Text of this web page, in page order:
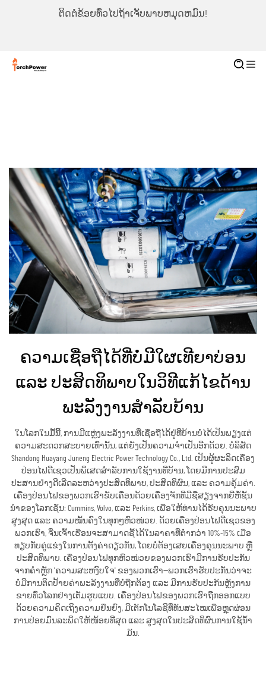
ຕິດຕໍ່ຂ້ອຍທົ່ວໄປຖ້າເຈັບພາບຫມຸດຫມົນ!
ຄວາມເຊື່ອຖືໄດ້ທີ່ບໍ່ມີໃຜເທີຍາບ່ອນ
ແລະ ປະສິດທິພາບໃນວິທີແກ້ໄຂດ້ານ
ພະລັງງານສຳລັບບ້ານ
ໃນໂລກໃນມື້ນີ້, ການມີແຫຼ່ງພະລັງງານທີ່ເຊື່ອຖືໄດ້ຢູ່ທີ່ບ້ານບໍ່ໄດ້ເປັນພຽງແຕ່
ຄວາມສະດວກສະບາຍເທົ່ານັ້ນ, ແຕ່ຍັງເປັນຄວາມຈຳເປັນອີກດ້ວຍ. ບໍລິສັດ
Shandong Huayang Juneng Electric Power Technology Co., Ltd. ເປັນຜູ້ຜະລິດເຄື່ອງ
ປ່ອນໄຟດີເຊວເປັນພິເສດສຳລັບການໃຊ້ງານທີ່ບ້ານ, ໂດຍມີການປະສົມ
ປະສານຢ່າງດີເລີດລະຫວ່າງປະສິດທິພາບ, ປະສິດທິຜົນ, ແລະ ຄວາມຄຸ້ມຄ່າ.
ເຄື່ອງປ່ອນໄຟຂອງພວກເຮົາຂັບເຄື່ອນດ້ວຍເຄື່ອງຈັກທີ່ມີຊື່ສຽງຈາກຍີ່ຫໍ້ຊັ້ນ
ນຳຂອງໂລກເຊັ່ນ: Cummins, Volvo, ແລະ Perkins, ເພື່ອໃຫ້ທ່ານໄດ້ຮັບຄຸນນະພາບ
ສູງສຸດ ແລະ ຄວາມໝັ້ນຄົງໃນທຸກໆຫົວໜ່ວຍ. ດ້ວຍເຄື່ອງປ່ອນໄຟດີເຊວຂອງ
ພວກເຮົາ, ຈີ່ນເຈົ້າເຮືອນຈະສາມາດຊື້ໄດ້ໃນລາຄາທີ່ຕ່ຳກວ່າ 10%-15% ເມື່ອ
ທຽບກັບຄູ່ແຂ່ງໃນການຕັ້ງຄ່າດຽວກັນ, ໂດຍບໍ່ຕ້ອງເສຍເຄື່ອງຄຸນນະພາບ ຫຼື
ປະສິດທິພາບ. ເຄື່ອງປ່ອນໄຟທຸກຫົວໜ່ວຍຂອງພວກເຮົາມີການຮັບປະກັນ
ຈາກຄຳຫຼັກ 'ຄວາມສະຫງົບໃຈ' ຂອງພວກເຮົາ—ພວກເຮົາຮັບປະກັນວ່າຈະ
ບໍ່ມີການຕິດປ້າຍຄ່າພະລັງງານທີ່ບໍ່ຖືກຕ້ອງ ແລະ ມີການຮັບປະກັນຫຼັງການ
ຂາຍທົ່ວໂລກຢ່າງເຕັມຮູບແບບ. ເຄື່ອງປ່ອນໄຟຂອງພວກເຮົາຖືກອອກແບບ
ດ້ວຍຄວາມຄິດເຖິງຄວາມຍືນຍົງ, ມີເຕັກໂນໂລຊີທີ່ທັນສະໄໝເພື່ອຫຼຸດຜ່ອນ
ການປ່ອຍມົນລະພິດໃຫ້ໜ້ອຍທີ່ສຸດ ແລະ ສູງສຸດໃນປະສິດທິຜົນການໃຊ້ນ້ຳ
ມັນ.